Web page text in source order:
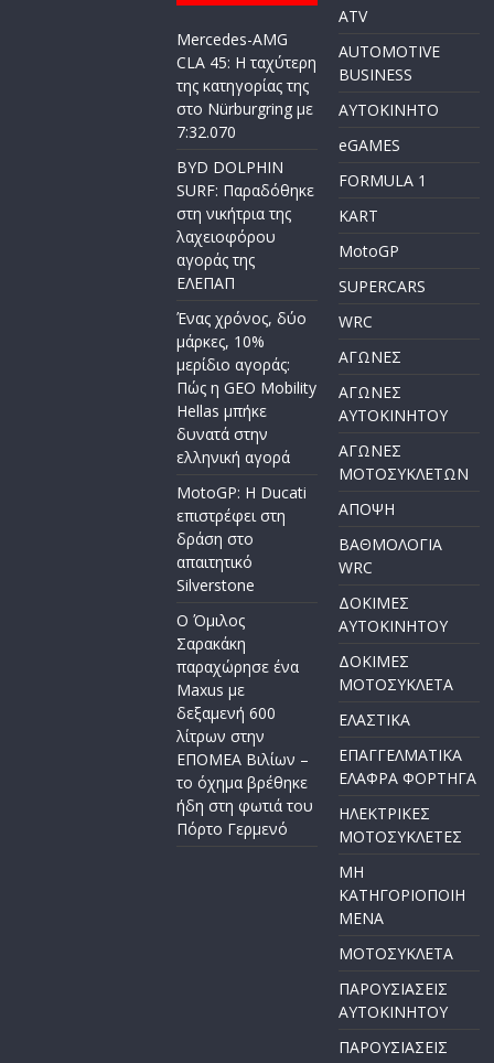
Mercedes-AMG
CLA 45: Η ταχύτερη
της κατηγορίας της
στο Nürburgring με
7:32.070
BYD DOLPHIN
SURF: Παραδόθηκε
στη νικήτρια της
λαχειοφόρου
αγοράς της
ΕΛΕΠΑΠ
Ένας χρόνος, δύο
μάρκες, 10%
μερίδιο αγοράς:
Πώς η GEO Mobility
Hellas μπήκε
δυνατά στην
ελληνική αγορά
MotoGP: Η Ducati
επιστρέφει στη
δράση στο
απαιτητικό
Silverstone
Ο Όμιλος
Σαρακάκη
παραχώρησε ένα
Maxus με
δεξαμενή 600
λίτρων στην
ΕΠΟΜΕΑ Βιλίων –
το όχημα βρέθηκε
ήδη στη φωτιά του
Πόρτο Γερμενό
ATV
AUTOMOTIVE
BUSINESS
AYTOKINHTO
eGAMES
FORMULA 1
KART
MotoGP
SUPERCARS
WRC
ΑΓΩΝΕΣ
ΑΓΩΝΕΣ
AYTOKINHTOY
ΑΓΩΝΕΣ
ΜΟΤΟΣΥΚΛΕΤΩΝ
ΑΠΟΨΗ
ΒΑΘΜΟΛΟΓΙΑ
WRC
ΔΟΚΙΜΕΣ
ΑΥΤΟΚΙΝΗΤΟΥ
ΔΟΚΙΜΕΣ
ΜΟΤΟΣΥΚΛΕΤΑ
ΕΛΑΣΤΙΚΑ
ΕΠΑΓΓΕΛΜΑΤΙΚΑ
ΕΛΑΦΡΑ ΦΟΡΤΗΓΑ
ΗΛΕΚΤΡΙΚΕΣ
ΜΟΤΟΣΥΚΛΕΤΕΣ
ΜΗ
ΚΑΤΗΓΟΡΙΟΠΟΙΗ
ΜΕΝΑ
ΜΟΤΟΣΥΚΛΕΤΑ
ΠΑΡΟΥΣΙΑΣΕΙΣ
ΑΥΤΟΚΙΝΗΤΟΥ
ΠΑΡΟΥΣΙΑΣΕΙΣ